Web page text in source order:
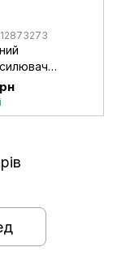
One Analog